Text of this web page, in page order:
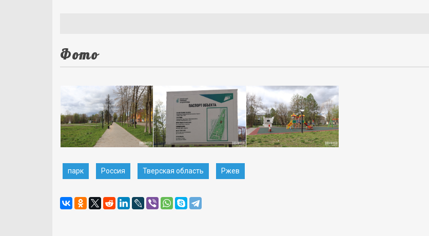
Фото
парк Россия Тверская область Ржев